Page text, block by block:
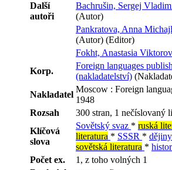
Další
autoři
Bachrušin, Sergej
(Autor)
Pankratova, Anna
(Autor) (Editor)
Fokht, Anastasia
Korp.
Foreign languages
(nakladatelství)
Nakladatel
Moscow : Foreign
1948
Rozsah
300 stran, 1 nečíslovaný
Klíčová
slova
Sovětský svaz * ruská
literatura * SSSR * dějiny
sovětská literatura *
Počet ex.
1, z toho volných 1